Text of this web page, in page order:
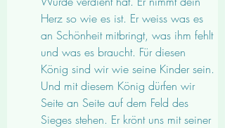
Herz so wie es ist. Er weiss was es
an Schönheit mitbringt, was ihm fehlt
und was es braucht. Für diesen
König sind wir wie seine Kinder sein.
Und mit diesem König dürfen wir
Seite an Seite auf dem Feld des
Sieges stehen. Er krönt uns mit seiner